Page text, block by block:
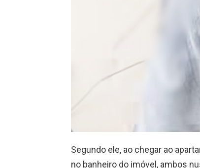
Segundo ele, ao chegar ao
no banheiro do imóvel, ambos